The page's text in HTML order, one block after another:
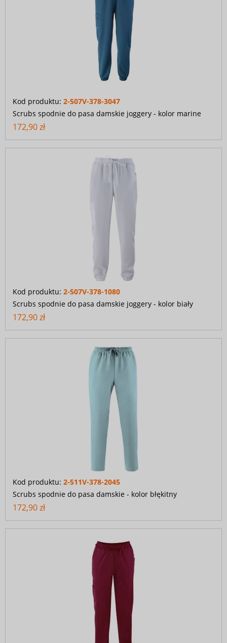
Kod produktu: 2-507V-378-3047
Scrubs spodnie do pasa damskie joggery - kolor marine
172,90 zł
Kod produktu: 2-507V-378-1080
Scrubs spodnie do pasa damskie joggery - kolor biały
172,90 zł
Kod produktu: 2-511V-378-2045
Scrubs spodnie do pasa damskie - kolor błękitny
172,90 zł